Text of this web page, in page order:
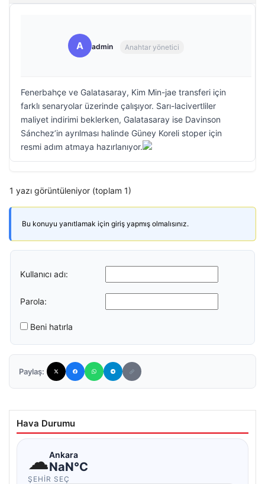
A admin Anahtar yönetici
Fenerbahçe ve Galatasaray, Kim Min-jae transferi için
farklı senaryolar üzerinde çalışıyor. Sarı-lacivertliler
maliyet indirimi beklerken, Galatasaray ise Davinson
Sánchez’in ayrılması halinde Güney Koreli stoper için
resmi adım atmaya hazırlanıyor.
1 yazı görüntüleniyor (toplam 1)
Bu konuyu yanıtlamak için giriş yapmış olmalısınız.
Kullanıcı adı:
Parola:
Beni hatırla
Paylaş:
Hava Durumu
☁Ankara
NaN°C
ŞEHIR SEÇ